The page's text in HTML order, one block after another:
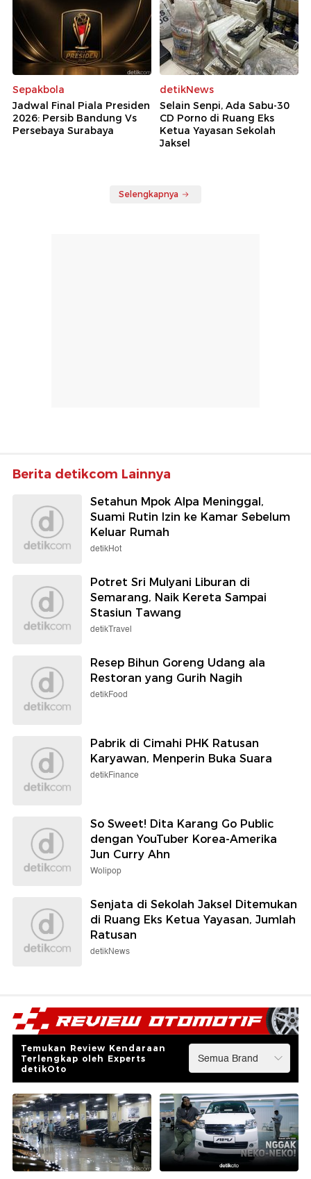
Sepakbola
Jadwal Final Piala Presiden
2026: Persib Bandung Vs
Persebaya Surabaya
detikNews
Selain Senpi, Ada Sabu-30
CD Porno di Ruang Eks
Ketua Yayasan Sekolah
Jaksel
Selengkapnya
Berita detikcom Lainnya
Setahun Mpok Alpa Meninggal,
Suami Rutin Izin ke Kamar Sebelum
Keluar Rumah
detikHot
Potret Sri Mulyani Liburan di
Semarang, Naik Kereta Sampai
Stasiun Tawang
detikTravel
Resep Bihun Goreng Udang ala
Restoran yang Gurih Nagih
detikFood
Pabrik di Cimahi PHK Ratusan
Karyawan, Menperin Buka Suara
detikFinance
So Sweet! Dita Karang Go Public
dengan YouTuber Korea-Amerika
Jun Curry Ahn
Wolipop
Senjata di Sekolah Jaksel Ditemukan
di Ruang Eks Ketua Yayasan, Jumlah
Ratusan
detikNews
Temukan Review Kendaraan
Terlengkap oleh Experts
detikOto